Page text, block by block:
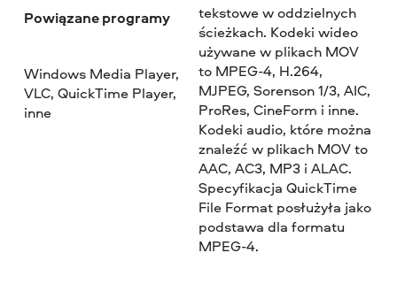
Powiązane programy
Windows Media Player,
VLC, QuickTime Player,
inne
tekstowe w oddzielnych
ścieżkach. Kodeki wideo
używane w plikach MOV
to MPEG-4, H.264,
MJPEG, Sorenson 1/3, AIC,
ProRes, CineForm i inne.
Kodeki audio, które można
znaleźć w plikach MOV to
AAC, AC3, MP3 i ALAC.
Specyfikacja QuickTime
File Format posłużyła jako
podstawa dla formatu
MPEG-4.